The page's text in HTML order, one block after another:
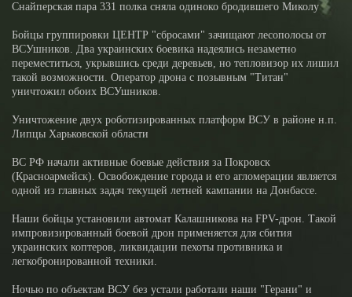
Снайперская пара 331 полка сняла одиноко бродившего Миколу
Бойцы группировки ЦЕНТР "сбросами" зачищают лесополосы от
ВСУшников. Два украинских боевика надеялись незаметно
переместиться, укрывшись среди деревьев, но тепловизор их лишил
такой возможности. Оператор дрона с позывным "Титан"
уничтожил обоих ВСУшников.
Уничтожение двух роботизированных платформ ВСУ в районе н.п.
Липцы Харьковской области
ВС РФ начали активные боевые действия за Покровск
(Красноармейск). Освобождение города и его агломерации является
одной из главных задач текущей летней кампании на Донбассе.
Наши бойцы установили автомат Калашникова на FPV-дрон. Такой
импровизированный боевой дрон применяется для сбития
украинских коптеров, ликвидации пехоты противника и
легкобронированной техники.
Ночью по объектам ВСУ без устали работали наши "Герани" и